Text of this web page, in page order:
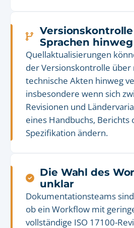
Sprachen hinweg
Quellaktualisierungen
der Versionskontrolle über
technische Akten hinweg
insbesondere wenn sich
Revisionen und
eines Handbuchs, Berichts
Spezifikation ändern.
Die Wahl des
unklar
Dokumentationsteams
ob ein Workflow mit
vollständige ISO 17100-